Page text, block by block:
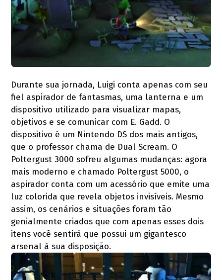
Durante sua jornada, Luigi conta apenas com seu
fiel aspirador de fantasmas, uma lanterna e um
dispositivo utilizado para visualizar mapas,
objetivos e se comunicar com E. Gadd. O
dispositivo é um Nintendo DS dos mais antigos,
que o professor chama de Dual Scream. O
Poltergust 3000 sofreu algumas mudanças: agora
mais moderno e chamado Poltergust 5000, o
aspirador conta com um acessório que emite uma
luz colorida que revela objetos invisíveis. Mesmo
assim, os cenários e situações foram tão
genialmente criados que com apenas esses dois
itens você sentirá que possui um gigantesco
arsenal à sua disposição.